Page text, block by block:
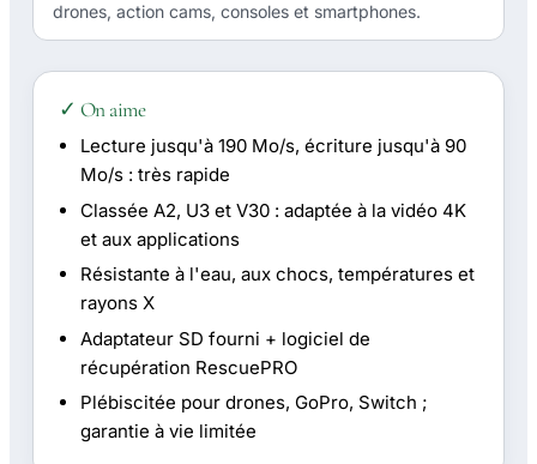
drones, action cams, consoles et smartphones.
✓ On aime
Lecture jusqu'à 190 Mo/s, écriture jusqu'à 90
Mo/s : très rapide
Classée A2, U3 et V30 : adaptée à la vidéo 4K
et aux applications
Résistante à l'eau, aux chocs, températures et
rayons X
Adaptateur SD fourni + logiciel de
récupération RescuePRO
Plébiscitée pour drones, GoPro, Switch ;
garantie à vie limitée